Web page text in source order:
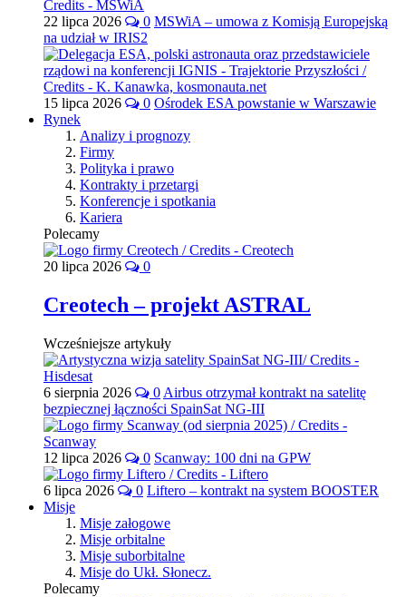
22 lipca 2026 0 MSWiA – umowa z Komisją Europejską
na udział w IRIS2
15 lipca 2026 0 Ośrodek ESA powstanie w Warszawie
Rynek
Analizy i prognozy
Firmy
Polityka i prawo
Kontrakty i przetargi
Konferencje i spotkania
Kariera
Polecamy
20 lipca 2026 0
Creotech – projekt ASTRAL
Wcześniejsze artykuły
6 sierpnia 2026 0 Airbus otrzymał kontrakt na satelitę
bezpiecznej łączności SpainSat NG-III
12 lipca 2026 0 Scanway: 100 dni na GPW
6 lipca 2026 0 Liftero – kontrakt na system BOOSTER
Misje
Misje załogowe
Misje orbitalne
Misje suborbitalne
Misje do Ukł. Słonecz.
Polecamy